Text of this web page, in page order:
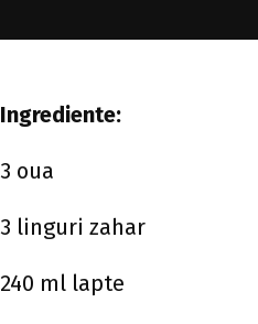
Ingrediente:
3 oua
3 linguri zahar
240 ml lapte